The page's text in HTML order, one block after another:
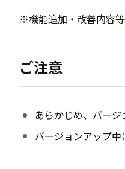
※機能追加・改善内容等
ご注意
あらかじめ、バー
バージョンアップ